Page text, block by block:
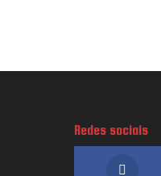
Redes sociais